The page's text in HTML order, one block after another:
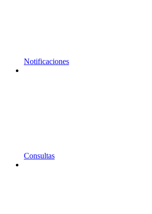
Notificaciones
Consultas